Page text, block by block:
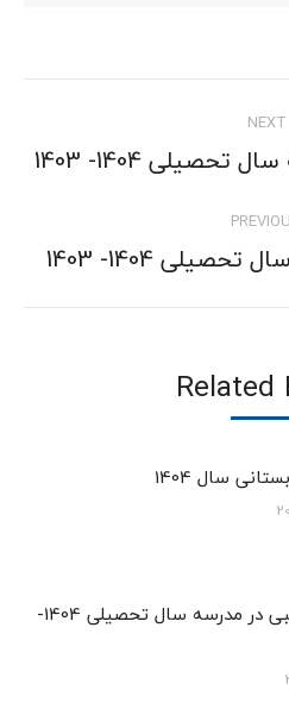
Previous
1404- 1403
NEXT
Next
1404- 1403
Related
سال 1404
برنامه شبی در مدرسه سال تحصیلی 1404-